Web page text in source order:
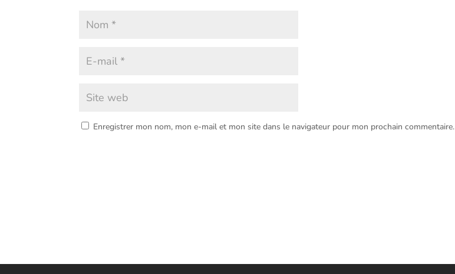
Enregistrer mon nom, mon e-mail et mon site dans le navigateur pour mon prochain commentaire.